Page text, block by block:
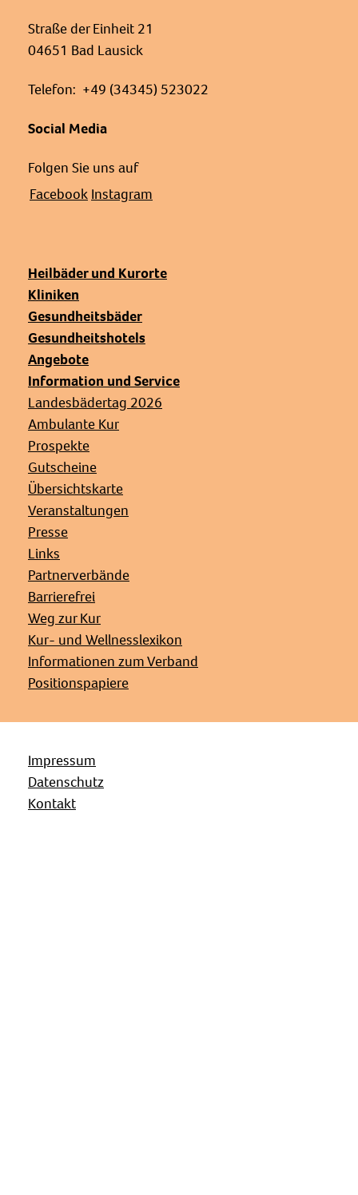
Straße der Einheit 21
04651 Bad Lausick
Telefon: +49 (34345) 523022
Social Media
Folgen Sie uns auf
Facebook Instagram
Heilbäder und Kurorte
Kliniken
Gesundheitsbäder
Gesundheitshotels
Angebote
Information und Service
Landesbädertag 2026
Ambulante Kur
Prospekte
Gutscheine
Übersichtskarte
Veranstaltungen
Presse
Links
Partnerverbände
Barrierefrei
Weg zur Kur
Kur- und Wellnesslexikon
Informationen zum Verband
Positionspapiere
Impressum
Datenschutz
Kontakt